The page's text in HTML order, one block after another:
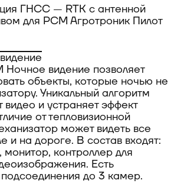
ГНСС — RTK с антенной
для РСМ Агротроник Пилот
видение позволяет
объекты, которые ночью не
Уникальный алгоритм
видео и устраняет эффект
от тепловизионной
может видеть все
и на дороге. В состав входят:
контроллер для
Есть
до 3 камер.